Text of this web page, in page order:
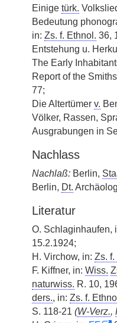
Einige türk.
Bedeutung
in: Zs. f. Ethnol. 36,
Entstehung u.
The Early
Report of the
77;
Die Altertümer v.
Völker, Rassen,
Ausgrabungen in
Nachlass
Nachlaß: Berlin,
Berlin, Dt.
Literatur
O. Schlaginhaufen,
15.2.1924;
H. Virchow, in: Zs. f.
F. Kiffner, in: Wiss.
naturwiss. R. 10,
ders., in: Zs. f.
S. 118-21 (W-Verz.,